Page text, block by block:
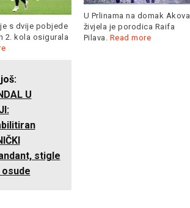
s dvije pobjede
2. kola osigurala
U
stigle
U Prlinama na domak Akova
živjela je porodica Raifa
Pilava. Read more